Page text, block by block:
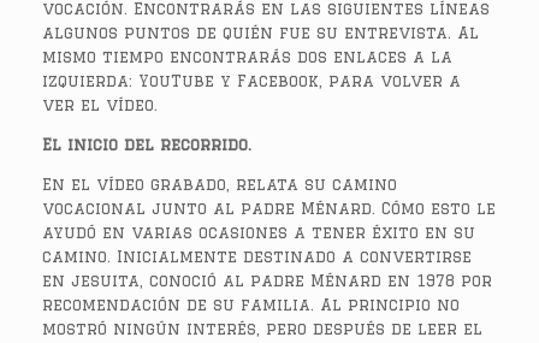
vocación. Encontrarás en las siguientes líneas
algunos puntos de quién fue su entrevista. Al
mismo tiempo encontrarás dos enlaces a la
izquierda: YouTube y Facebook, para volver a
ver el vídeo.
El inicio del recorrido.
En el vídeo grabado, relata su camino
vocacional junto al padre Ménard. Cómo esto le
ayudó en varias ocasiones a tener éxito en su
camino. Inicialmente destinado a convertirse
en jesuita, conoció al padre Ménard en 1978 por
recomendación de su familia. Al principio no
mostró ningún interés, pero después de leer el